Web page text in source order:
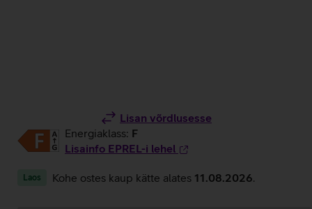
Lisan võrdlusesse
Energiaklass: F
Lisainfo EPREL-i lehel
Laos Kohe ostes kaup kätte alates 11.08.2026